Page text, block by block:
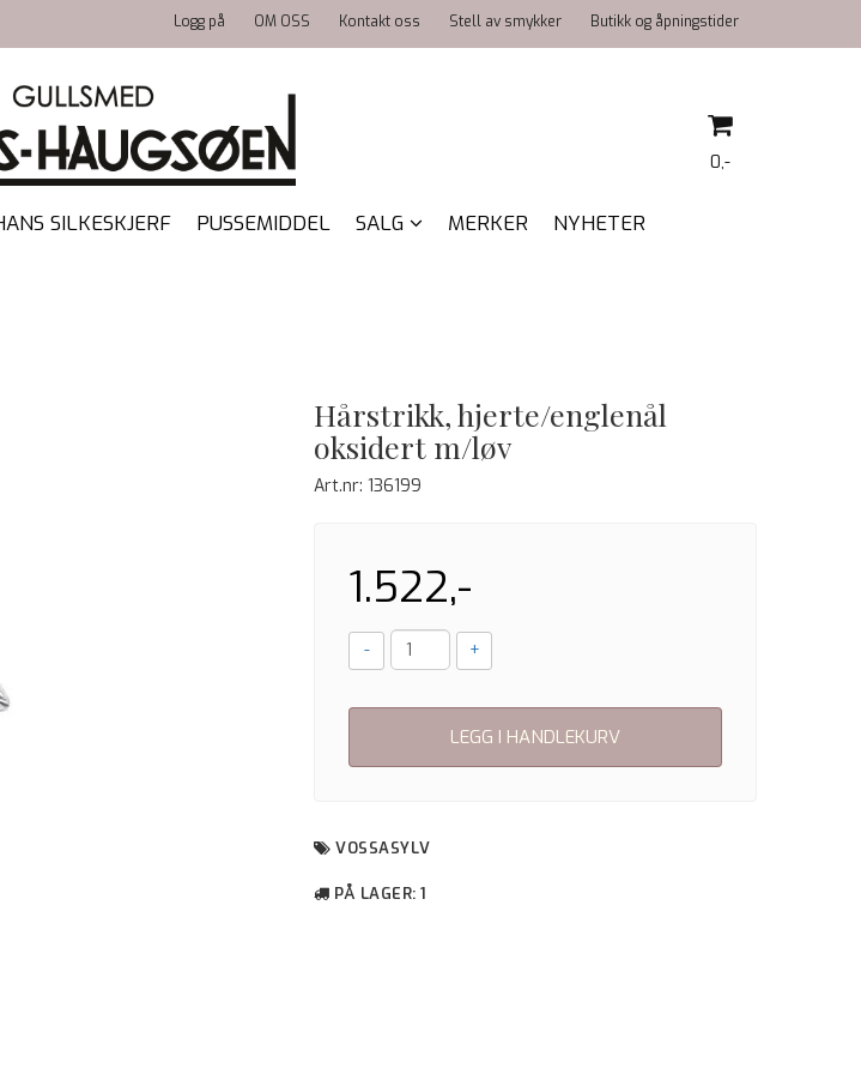
Logg på OM OSS Kontakt oss Stell av smykker Butikk og åpningstider
0,-
SILKESKJERF PUSSEMIDDEL SALG MERKER NYHETER
Hårstrikk, hjerte/englenål
oksidert m/løv
Art.nr: 136199
1.522,-
- +
LEGG I HANDLEKURV
VOSSASYLV
PÅ LAGER: 1